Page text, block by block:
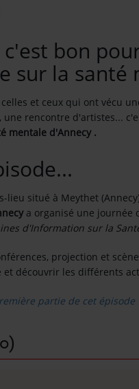
bon
sur la santé
et ceux qui ont vécu
une rencontre d'artistes...
mentale d'Annecy .
lieu situé à Meythet
a organisé une journée
d'Information sur la
projection et
découvrir les différents
partie de cet épisode
nos programmes en replay !